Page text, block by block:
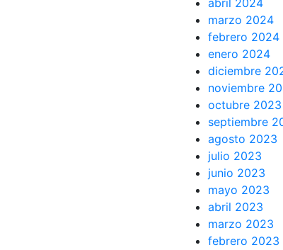
abril 2024
marzo 2024
febrero 2024
enero 2024
diciembre
noviembre
octubre 2023
septiembre
agosto 2023
julio 2023
junio 2023
mayo 2023
abril 2023
marzo 2023
febrero 2023